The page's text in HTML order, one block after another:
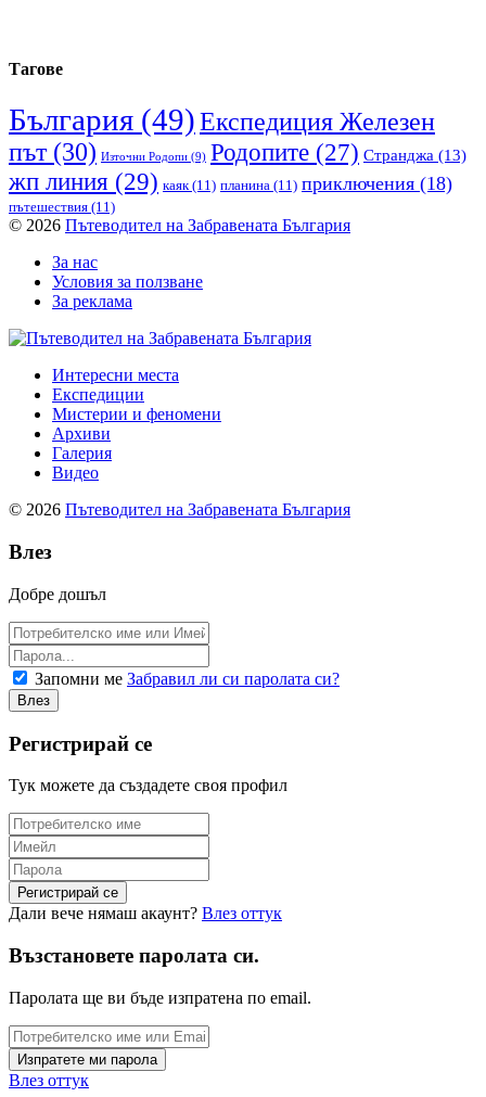
Тагове
България (49)Експедиция Железен
път(30) Източни Родопи (9) Родопите (27) Странджа (13)
жп линия (29) каяк(11) планина (11) приключения (18)
пътешествия (11)
© 2026 Пътеводител на Забравената България
За нас
Условия за ползване
За реклама
Интересни места
Експедиции
Мистерии и феномени
Архиви
Галерия
Видео
© 2026 Пътеводител на Забравената България
Влез
Добре дошъл
Запомни ме Забравил ли си паролата си?
Регистрирай се
Тук можете да създадете своя профил
Дали вече нямаш акаунт? Влез оттук
Възстановете паролата си.
Паролата ще ви бъде изпратена по email.
Влез оттук